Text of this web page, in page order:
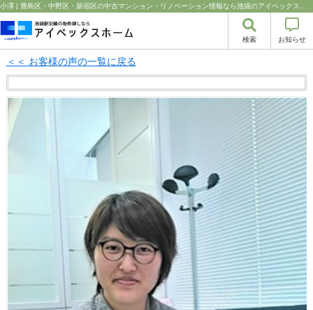
検索 お知らせ
＜＜ お客様の声の一覧に戻る